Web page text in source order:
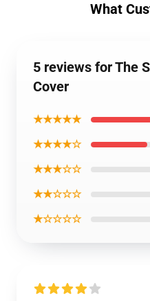
What
5 reviews for The
Cover
★★★★★
★★★★☆
★★★☆☆
★★☆☆☆
★☆☆☆☆